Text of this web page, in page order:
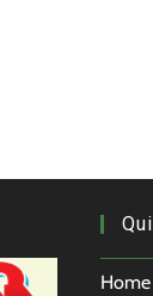
Home